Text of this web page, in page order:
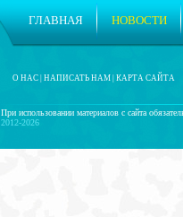
При использовании материалов с сайта
2012-2026
О НАС НАПИСАТЬ НАМ КАРТА САЙТА
ГЛАВНАЯ НОВОСТИ